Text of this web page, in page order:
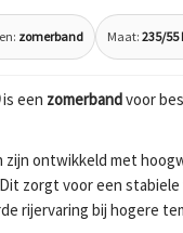
zomerband Maat: 235/55
is een zomerbandvoor
zijn ontwikkeld met
zorgt voor een
rijervaring bij hogere